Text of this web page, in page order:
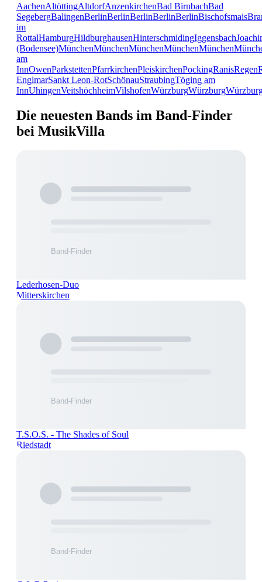
AachenAltöttingAltdorfAnzenkirchenBad BirnbachBad
SegebergBalingenBerlinBerlinBerlinBerlinBerlinBischofsmais
im
RottalHamburgHildburghausenHinterschmidingIggensbach
(Bodensee)MünchenMünchenMünchenMünchenMünchen
am
InnOwenParkstettenPfarrkirchenPleiskirchenPockingRanisRegen
EnglmarSankt Leon-RotSchönauStraubingTöging am
InnUhingenVeitshöchheimVilshofenWürzburgWürzburg
Die neuesten Bands im Band-Finder
bei MusikVilla
Lederhosen-Duo
Mitterskirchen
T.S.O.S. - The Shades of Soul
Riedstadt